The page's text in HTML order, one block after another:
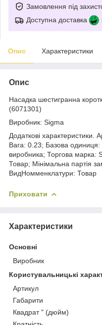
Замовлення під
Доступна доставка
Опис Характеристики
Опис
Насадка шестигранна
(6071301)
Виробник: Sigma
Додаткові характеристики.
Вага: 0.23; Базова одиниця:
виробника; Торгова марка:
Товар; Мінімальна партія
ВидНомменклатури: Товар
Приховати
Характеристики
Основні
Виробник
Користувальницькі
Артикул
Габарити
Квадрат " (дюйм)